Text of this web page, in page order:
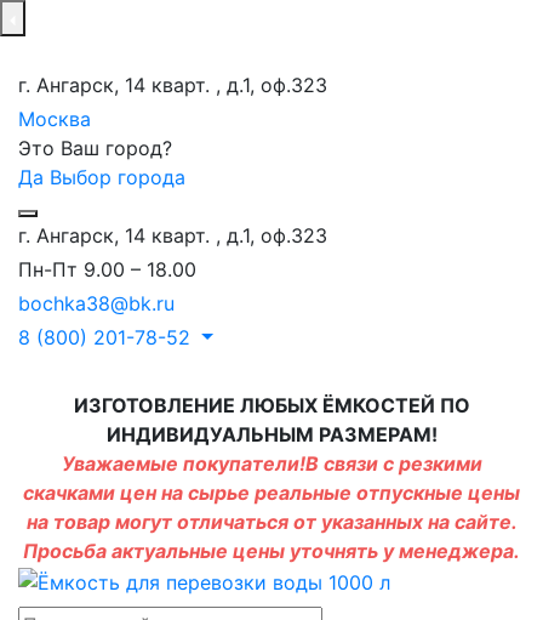
г. Ангарск, 14 кварт. , д.1, оф.323
Москва
Это Ваш город?
Да Выбор города
г. Ангарск, 14 кварт. , д.1, оф.323
Пн-Пт 9.00 – 18.00
bochka38@bk.ru
8 (800) 201-78-52
ИЗГОТОВЛЕНИЕ ЛЮБЫХ ЁМКОСТЕЙ ПО
ИНДИВИДУАЛЬНЫМ РАЗМЕРАМ!
Уважаемые покупатели!В связи с резкими
скачками цен на сырье реальные отпускные цены
на товар могут отличаться от указанных на сайте.
Просьба актуальные цены уточнять у менеджера.